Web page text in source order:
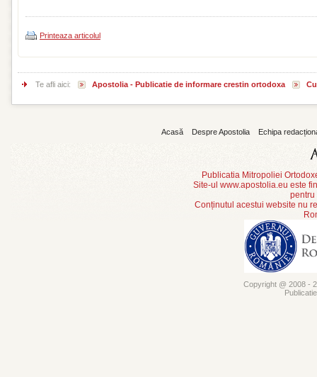
Printeaza articolul
Te afli aici: Apostolia - Publicatie de informare crestin ortodoxa
Acasă Despre Apostolia Echipa
Publicatia Mitropoliei
Site-ul www.apostolia.eu este
pentru
Conținutul acestui website nu
Copyright @ 2008 -